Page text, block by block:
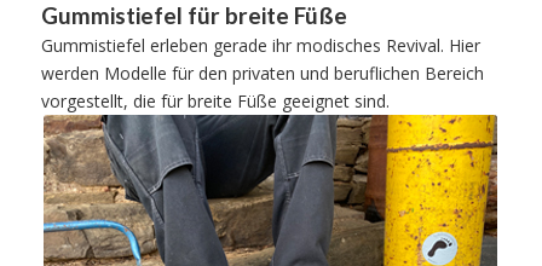
Gummistiefel für breite Füße
Gummistiefel erleben gerade ihr modisches Revival. Hier
werden Modelle für den privaten und beruflichen Bereich
vorgestellt, die für breite Füße geeignet sind.